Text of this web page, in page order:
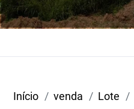
Início venda Lote